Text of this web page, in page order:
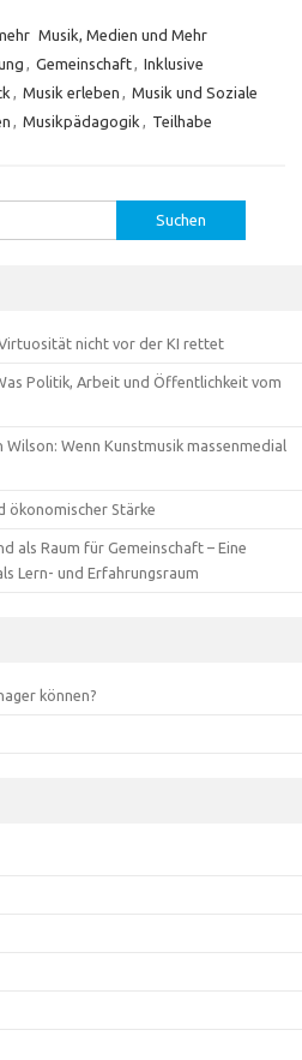
Musik, Medien und Mehr
, Gemeinschaft, Inklusive
, Musik erleben , Musik und Soziale
, Musikpädagogik , Teilhabe
nicht vor der KI rettet
Politik, Arbeit und Öffentlichkeit vom
Wenn Kunstmusik massenmedial
ökonomischer Stärke
als Raum für Gemeinschaft – Eine
Lern- und Erfahrungsraum
können?